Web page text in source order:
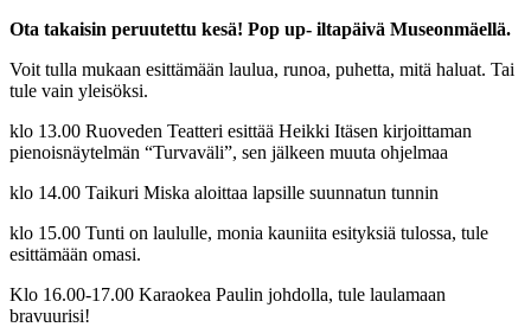
Ota takaisin peruutettu kesä! Pop up- iltapäivä Museonmäellä.
Voit tulla mukaan esittämään laulua, runoa, puhetta, mitä haluat. Tai
tule vain yleisöksi.
klo 13.00 Ruoveden Teatteri esittää Heikki Itäsen kirjoittaman
pienoisnäytelmän “Turvaväli”, sen jälkeen muuta ohjelmaa
klo 14.00 Taikuri Miska aloittaa lapsille suunnatun tunnin
klo 15.00 Tunti on laululle, monia kauniita esityksiä tulossa, tule
esittämään omasi.
Klo 16.00-17.00 Karaokea Paulin johdolla, tule laulamaan
bravuurisi!